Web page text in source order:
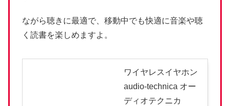
ながら聴きに最適で、移動中でも快適に音楽や聴
く読書を楽しめますよ。
ワイヤレスイヤホン
audio-technica オー
ディオテクニカ